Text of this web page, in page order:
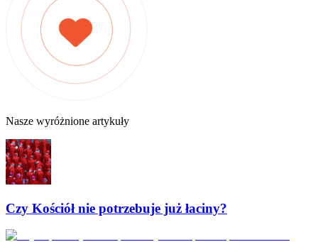
Nasze wyróżnione artykuły
Czy Kościół nie potrzebuje już łaciny?